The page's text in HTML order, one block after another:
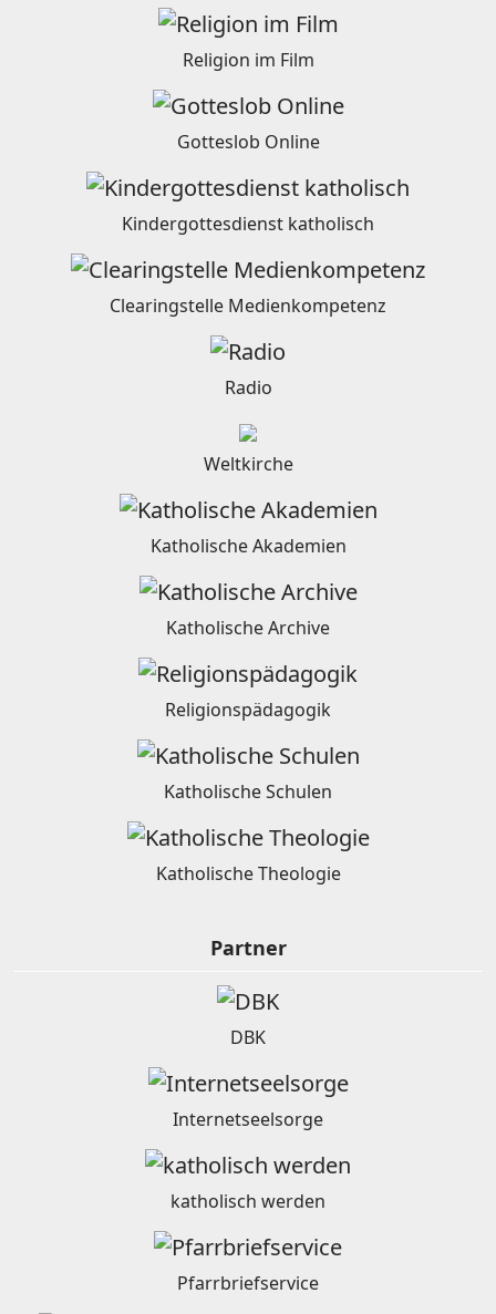
Religion im Film
Gotteslob Online
Kindergottesdienst katholisch
Clearingstelle Medienkompetenz
Radio
Weltkirche
Katholische Akademien
Katholische Archive
Religionspädagogik
Katholische Schulen
Katholische Theologie
Partner
DBK
Internetseelsorge
katholisch werden
Pfarrbriefservice